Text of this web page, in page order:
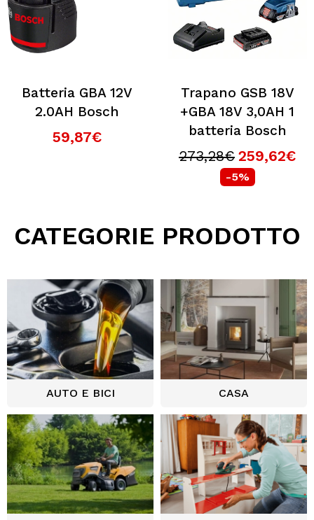
Batteria GBA 12V
2.0AH Bosch
59,87€
Trapano GSB 18V
+GBA 18V 3,0AH 1
batteria Bosch
273,28€ 259,62€
-5%
CATEGORIE PRODOTTO
AUTO E BICI CASA